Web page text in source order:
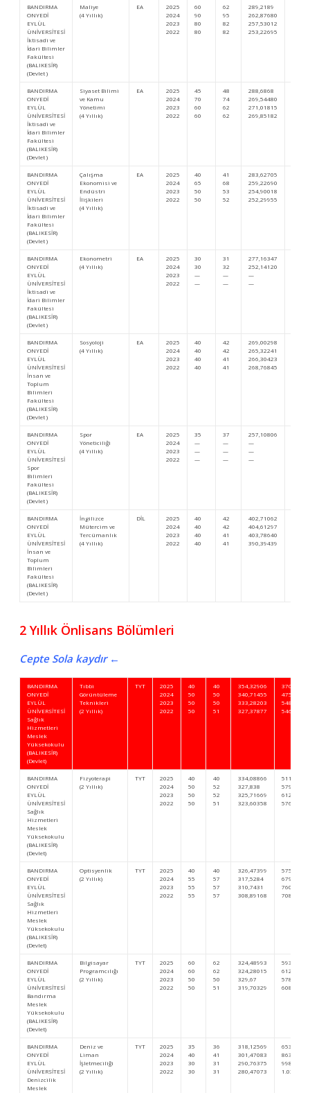
BANDIRMA
ONYEDİ
EYLÜL
ÜNİVERSİTESİ
İktisadi ve
İdari Bilimler
Fakültesi
(BALIKESİR)
(Devlet )
Maliye
(4 Yıllık)
EA
2025
2024
2023
2022
60
90
80
80
62
95
82
82
289,2189
262,87680
257,53012
253,22695
BANDIRMA
ONYEDİ
EYLÜL
ÜNİVERSİTESİ
İktisadi ve
İdari Bilimler
Fakültesi
(BALIKESİR)
(Devlet )
Siyaset Bilimi
ve Kamu
Yönetimi
(4 Yıllık)
EA
2025
2024
2023
2022
45
70
60
60
48
74
62
62
288,6868
269,54480
271,01815
269,85182
BANDIRMA
ONYEDİ
EYLÜL
ÜNİVERSİTESİ
İktisadi ve
İdari Bilimler
Fakültesi
(BALIKESİR)
(Devlet )
Çalışma
Ekonomisi ve
Endüstri
İlişkileri
(4 Yıllık)
EA
2025
2024
2023
2022
40
65
50
50
41
68
53
52
283,62705
259,22690
254,90018
252,29955
BANDIRMA
ONYEDİ
EYLÜL
ÜNİVERSİTESİ
İktisadi ve
İdari Bilimler
Fakültesi
(BALIKESİR)
(Devlet )
Ekonometri
(4 Yıllık)
EA
2025
2024
2023
2022
30
30
—
—
31
32
—
—
277,16347
252,14120
—
—
BANDIRMA
ONYEDİ
EYLÜL
ÜNİVERSİTESİ
İnsan ve
Toplum
Bilimleri
Fakültesi
(BALIKESİR)
(Devlet )
Sosyoloji
(4 Yıllık)
EA
2025
2024
2023
2022
40
40
40
40
42
42
41
41
269,00298
265,32241
266,30423
268,76845
BANDIRMA
ONYEDİ
EYLÜL
ÜNİVERSİTESİ
Spor
Bilimleri
Fakültesi
(BALIKESİR)
(Devlet )
Spor
Yöneticiliği
(4 Yıllık)
EA
2025
2024
2023
2022
35
—
—
—
37
—
—
—
257,10806
—
—
—
BANDIRMA
ONYEDİ
EYLÜL
ÜNİVERSİTESİ
İnsan ve
Toplum
Bilimleri
Fakültesi
(BALIKESİR)
(Devlet )
İngilizce
Mütercim ve
Tercümanlık
(4 Yıllık)
DİL
2025
2024
2023
2022
40
40
40
40
42
42
41
41
402,71062
404,61297
403,78640
390,39439
2 Yıllık Önlisans Bölümleri
Cepte Sola kaydır ←
BANDIRMA
ONYEDİ
EYLÜL
ÜNİVERSİTESİ
Sağlık
Hizmetleri
Meslek
Yüksekokulu
(BALIKESİR)
(Devlet)
Tıbbi
Görüntüleme
Teknikleri
(2 Yıllık)
TYT
2025
2024
2023
2022
40
50
50
50
40
50
50
51
354,32906
340,71455
333,28203
327,37877
370.990
475.362
548.057
546.316
BANDIRMA
ONYEDİ
EYLÜL
ÜNİVERSİTESİ
Sağlık
Hizmetleri
Meslek
Yüksekokulu
(BALIKESİR)
(Devlet)
Fizyoterapi
(2 Yıllık)
TYT
2025
2024
2023
2022
40
50
50
50
40
52
52
51
334,08866
327,838
325,71669
323,60358
511.697
579.576
612.771
576.265
BANDIRMA
ONYEDİ
EYLÜL
ÜNİVERSİTESİ
Sağlık
Hizmetleri
Meslek
Yüksekokulu
(BALIKESİR)
(Devlet)
Optisyenlik
(2 Yıllık)
TYT
2025
2024
2023
2022
40
55
55
55
40
57
57
57
326,47399
317,5284
310,7431
308,89168
575.624
679.729
760.669
708.477
BANDIRMA
ONYEDİ
EYLÜL
ÜNİVERSİTESİ
Bandırma
Meslek
Yüksekokulu
(BALIKESİR)
(Devlet)
Bilgisayar
Programcılığı
(2 Yıllık)
TYT
2025
2024
2023
2022
60
60
50
50
62
62
50
51
324,48993
324,28015
329,67
319,70329
593.355
612.400
578.241
608.930
BANDIRMA
ONYEDİ
EYLÜL
ÜNİVERSİTESİ
Denizcilik
Meslek
Deniz ve
Liman
İşletmeciliği
(2 Yıllık)
TYT
2025
2024
2023
2022
35
40
30
30
36
41
31
31
318,12569
301,47083
290,76375
280,47073
653.197
863.764
998.272
1.035.871